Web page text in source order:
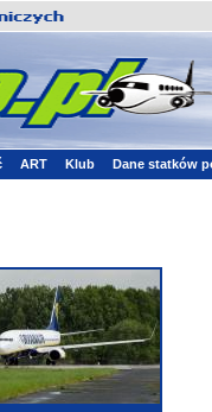
ART Klub Dane statków